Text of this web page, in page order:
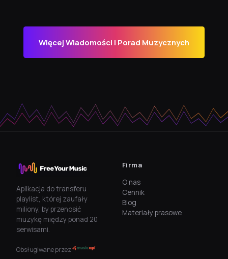
Więcej Wiadomości i Porad Muzycznych
Aplikacja do transferu
playlist, której zaufały
miliony, by przenosić
muzykę między ponad 20
serwisami.
Obsługiwane przez
Firma
O nas
Cennik
Blog
Materiały prasowe